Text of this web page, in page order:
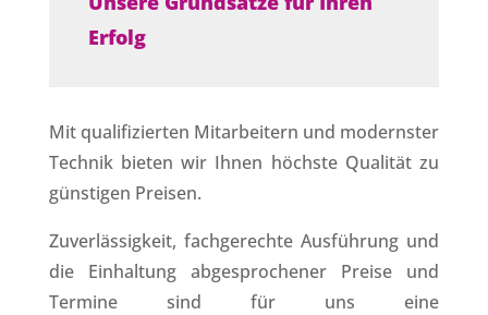
Erfolg
Mit qualifizierten Mitarbeitern und modernster
Technik bieten wir Ihnen höchste Qualität zu
günstigen Preisen.
Zuverlässigkeit, fachgerechte Ausführung und
die Einhaltung abgesprochener Preise und
Termine sind für uns eine